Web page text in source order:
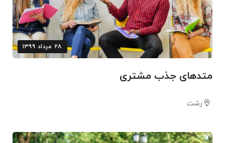
۲۸ مرداد ۱۳۹۹
متدهای جذب مشتری
رشت